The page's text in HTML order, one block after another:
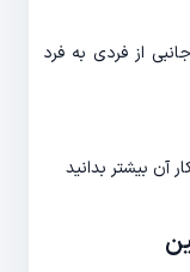
از فردی به فرد
آن بیشتر بدانید